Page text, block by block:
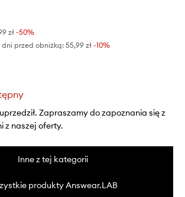
zł-50%
przed obniżką: 55,99 zł -10%
Zapraszamy do zapoznania się z
z naszej oferty.
Inne z tej kategorii
produkty Answear.LAB